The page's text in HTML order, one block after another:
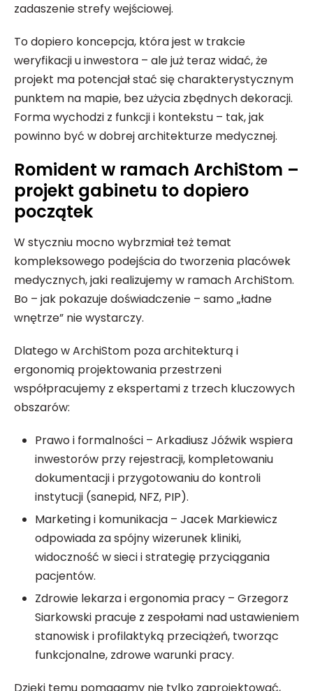
zadaszenie strefy wejściowej.
To dopiero koncepcja, która jest w trakcie
weryfikacji u inwestora – ale już teraz widać, że
projekt ma potencjał stać się charakterystycznym
punktem na mapie, bez użycia zbędnych dekoracji.
Forma wychodzi z funkcji i kontekstu – tak, jak
powinno być w dobrej architekturze medycznej.
Romident w ramach ArchiStom –
projekt gabinetu to dopiero
początek
W styczniu mocno wybrzmiał też temat
kompleksowego podejścia do tworzenia placówek
medycznych, jaki realizujemy w ramach ArchiStom.
Bo – jak pokazuje doświadczenie – samo „ładne
wnętrze” nie wystarczy.
Dlatego w ArchiStom poza architekturą i
ergonomią projektowania przestrzeni
współpracujemy z ekspertami z trzech kluczowych
obszarów:
Prawo i formalności – Arkadiusz Jóźwik wspiera
inwestorów przy rejestracji, kompletowaniu
dokumentacji i przygotowaniu do kontroli
instytucji (sanepid, NFZ, PIP).
Marketing i komunikacja – Jacek Markiewicz
odpowiada za spójny wizerunek kliniki,
widoczność w sieci i strategię przyciągania
pacjentów.
Zdrowie lekarza i ergonomia pracy – Grzegorz
Siarkowski pracuje z zespołami nad ustawieniem
stanowisk i profilaktyką przeciążeń, tworząc
funkcjonalne, zdrowe warunki pracy.